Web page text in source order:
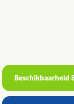
Beschikbaarheid